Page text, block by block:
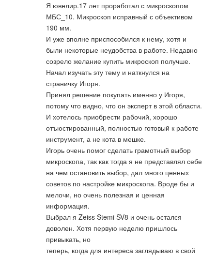
Я ювелир.17 лет проработал с микроскопом
МБС_10. Микроскоп исправный с объективом
190 мм.
И уже вполне приспособился к нему, хотя и
были некоторые неудобства в работе. Недавно
созрело желание купить микроскоп получше.
Начал изучать эту тему и наткнулся на
страничку Игоря.
Принял решение покупать именно у Игоря,
потому что видно, что он эксперт в этой области.
И хотелось приобрести рабочий, хорошо
отъюстированный, полностью готовый к работе
инструмент, а не кота в мешке.
Игорь очень помог сделать грамотный выбор
микроскопа, так как тогда я не представлял себе
на чем остановить выбор, дал много ценных
советов по настройке микроскопа. Вроде бы и
мелочи, но очень полезная и ценная
информация.
Выбрал я Zeiss Stemi SV8 и очень остался
доволен. Хотя первую неделю пришлось
привыкать, но
теперь, когда для интереса заглядываю в свой